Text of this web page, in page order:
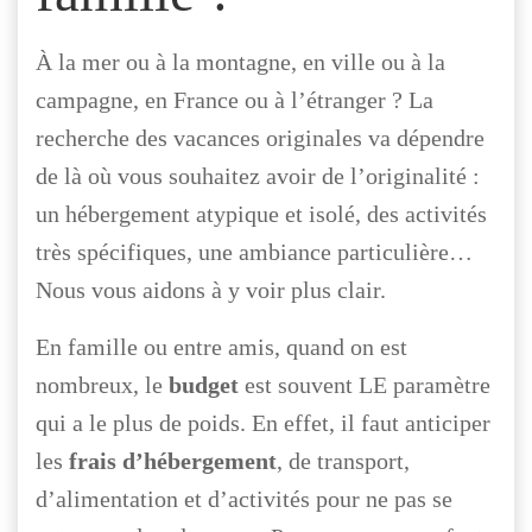
À la mer ou à la montagne, en ville ou à la
campagne, en France ou à l’étranger ? La
recherche des vacances originales va dépendre
de là où vous souhaitez avoir de l’originalité :
un hébergement atypique et isolé, des activités
très spécifiques, une ambiance particulière…
Nous vous aidons à y voir plus clair.
En famille ou entre amis, quand on est
nombreux, le budget est souvent LE paramètre
qui a le plus de poids. En effet, il faut anticiper
les frais d’hébergement, de transport,
d’alimentation et d’activités pour ne pas se